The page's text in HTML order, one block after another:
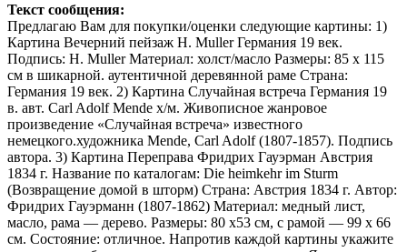
Текст сообщения:
Предлагаю Вам для покупки/оценки следующие картины: 1)
Картина Вечерний пейзаж H. Muller Германия 19 век.
Подпись: H. Muller Материал: холст/масло Размеры: 85 х 115
см в шикарной. аутентичной деревянной раме Страна:
Германия 19 век. 2) Картина Случайная встреча Германия 19
в. авт. Carl Adolf Mende х/м. Живописное жанровое
произведение «Случайная встреча» известного
немецкого.художника Mende, Carl Adolf (1807-1857). Подпись
автора. 3) Картина Переправа Фридрих Гауэрман Австрия
1834 г. Название по каталогам: Die heimkehr im Sturm
(Возвращение домой в шторм) Страна: Австрия 1834 г. Автор:
Фридрих Гауэрманн (1807-1862) Материал: медный лист,
масло, рама — дерево. Размеры: 80 х53 см, с рамой — 99 х 66
см. Состояние: отличное. Напротив каждой картины укажите